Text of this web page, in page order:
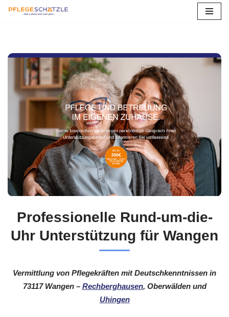
springen
Professionelle Rund-um-die-
Uhr Unterstützung für Wangen
Vermittlung von Pflegekräften mit Deutschkenntnissen in
73117 Wangen – Rechberghausen, Oberwälden und
Uhingen